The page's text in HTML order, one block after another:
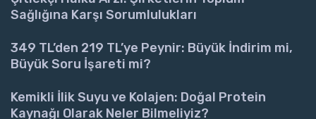
Sağlığına Karşı Sorumlulukları
349 TL’den 219 TL’ye Peynir: Büyük İndirim mi,
Büyük Soru İşareti mi?
Kemikli İlik Suyu ve Kolajen: Doğal Protein
Kaynağı Olarak Neler Bilmeliyiz?